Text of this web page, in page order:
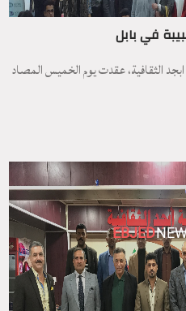
في بابل
الثقافية، عقدت يوم الخميس المصاد
EBJED